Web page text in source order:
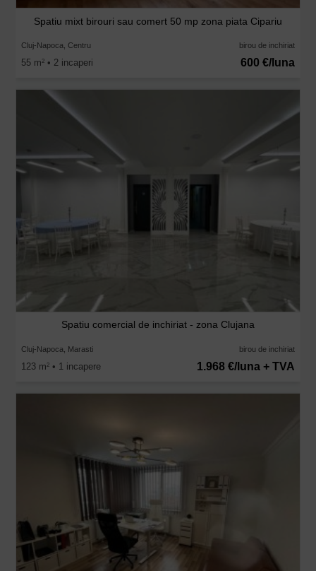
Spatiu mixt birouri sau comert 50 mp zona piata Cipariu
Cluj-Napoca, Centru birou de inchiriat
55 m2 • 2 incaperi 600 €/luna
Spatiu comercial de inchiriat - zona Clujana
Cluj-Napoca, Marasti birou de inchiriat
123 m2 • 1 incapere 1.968 €/luna + TVA